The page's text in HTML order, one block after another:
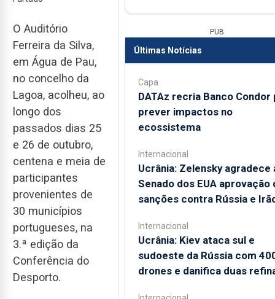
O Auditório
Ferreira da Silva,
em Água de Pau,
no concelho da
Lagoa, acolheu, ao
longo dos
passados dias 25
e 26 de outubro,
centena e meia de
participantes
provenientes de
30 municípios
portugueses, na
3.ª edição da
Conferência do
Desporto.
PUB
Últimas Notícias
Capa
DATAz recria Banco Condor
prever impactos no
ecossistema
Internacional
Ucrânia: Zelensky agradece
Senado dos EUA aprovação
sanções contra Rússia e
Internacional
Ucrânia: Kiev ataca sul e
sudoeste da Rússia com
drones e danifica duas